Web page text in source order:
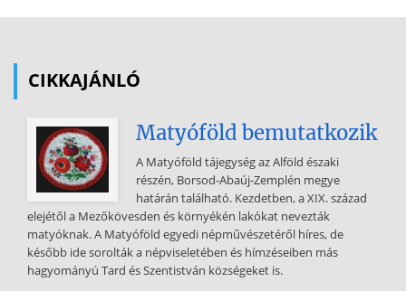
nő. Ez az eltolódás már az elmúlt
következményei az elmúlt évek minden eddigi rekordot meghaladó
árvizei a Tiszán, valamint a csehországi és a szlovákiai árvizek. A
hurrikánok a ciklonokhoz hasonló légköri képződmények (trópusi
ciklonoknak is nevezik őket), de azoknál kisebb kiterjedésűek és
hevesebb lefolyásúak. Többnyire az óceánok nyugati medencéjében
keletkeznek, és létrejöttük legfontosabb feltétele az, hogy a víz
hőmérséklete meghaladja a 26-27 °C-ot. A hurrikán belsejében
intenzív felfelé áramlás van, miközben a benne foglalt légtömeg igen
gyorsan forog. Mivel a tengerből nagy mennyiségű vízgőz
CIKKAJÁNLÓ
Matyóföld bemutatkozik
A Matyóföld tájegység az Alföld északi
részén, Borsod-Abaúj-Zemplén megye
határán található. Kezdetben, a XIX. század
elejétől a Mezőkövesden és környékén lakókat nevezták
matyóknak. A Matyóföld egyedi népművészetéről híres, de
később ide sorolták a népviseletében és hímzéseiben más
hagyományú Tard és Szentistván községeket is.